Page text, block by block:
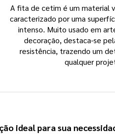
A fita de cetim é um material
caracterizado por uma
intenso. Muito usado em
decoração, destaca-se
resistência, trazendo um
qualquer
ideal para sua